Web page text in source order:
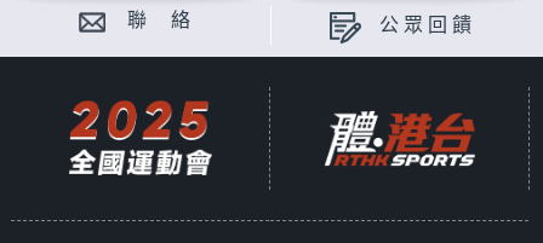
聯 絡 公眾回饋